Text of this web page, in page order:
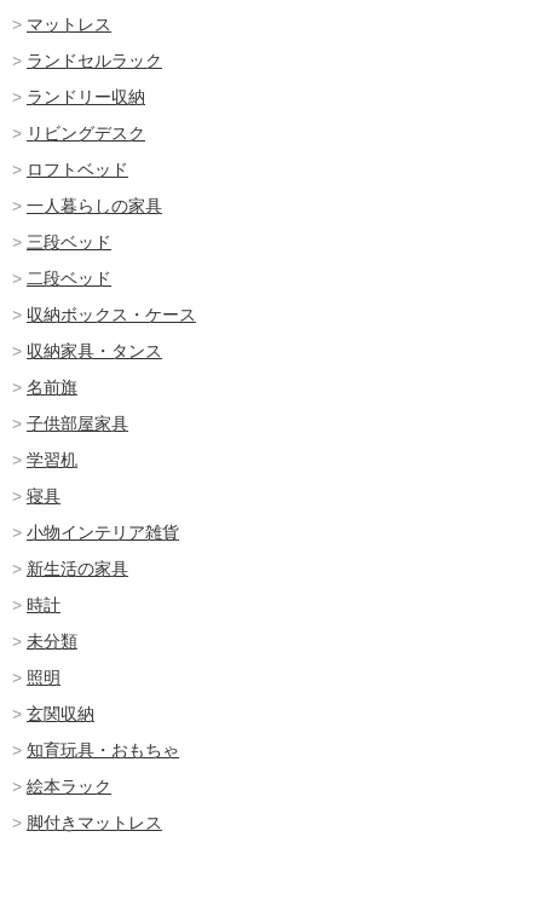
マットレス
ランドセルラック
ランドリー収納
リビングデスク
ロフトベッド
一人暮らしの家具
三段ベッド
二段ベッド
収納ボックス・ケース
収納家具・タンス
名前旗
子供部屋家具
学習机
寝具
小物インテリア雑貨
新生活の家具
時計
未分類
照明
玄関収納
知育玩具・おもちゃ
絵本ラック
脚付きマットレス